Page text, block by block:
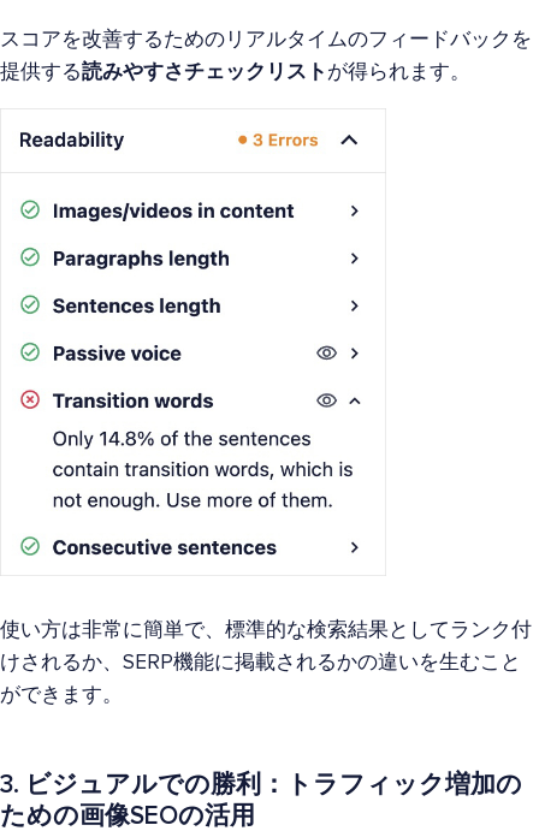
スコアを改善するためのリアルタイムのフィードバックを
提供する読みやすさチェックリスト が得られます。
使い方は非常に簡単で、標準的な検索結果としてランク付
けされるか、SERP機能に掲載されるかの違いを生むこと
ができます。
3. ビジュアルでの勝利：トラフィック増加の
ための画像SEOの活用